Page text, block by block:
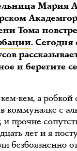
Мария
Тома
. Сегодня
и берегите
кем, а робкой
коммуналке с
и прочие
лет и я
безбоязненно